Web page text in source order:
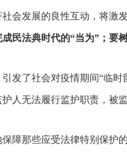
会发展的良性互动，将激
民法典时代的“当为”；要
了社会对疫情期间“临时
人无法履行监护职责，被
障那些应受法律特别保护